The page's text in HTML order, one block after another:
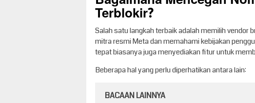
Terblokir?
Salah satu langkah terbaik adalah memilih
mitra resmi Meta dan memahami kebijakan
tepat biasanya juga menyediakan fitur untuk
Beberapa hal yang perlu diperhatikan antara lain:
BACAAN LAINNYA